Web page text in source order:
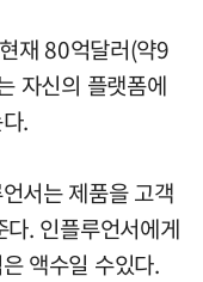
재 80억달러(약9
자신의 플랫폼에
.
서는 제품을 고객
. 인플루언서에게
액수일 수있다.